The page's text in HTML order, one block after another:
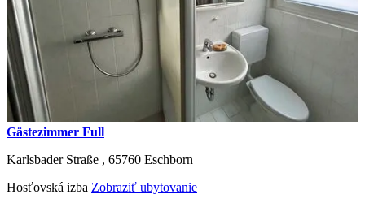
Gästezimmer Full
Karlsbader Straße , 65760 Eschborn
Hosťovská izba Zobraziť ubytovanie